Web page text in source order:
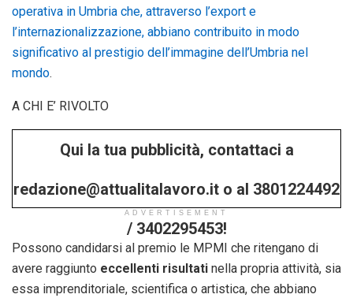
operativa in Umbria che, attraverso l’export e
l’internazionalizzazione, abbiano contribuito in modo
significativo al prestigio dell’immagine dell’Umbria nel
mondo.
A CHI E’ RIVOLTO
Qui la tua pubblicità, contattaci a
redazione@attualitalavoro.it o al 3801224492
/ 3402295453!
ADVERTISEMENT
Possono candidarsi al premio le MPMI che ritengano di
avere raggiunto eccellenti risultati nella propria attività, sia
essa imprenditoriale, scientifica o artistica, che abbiano